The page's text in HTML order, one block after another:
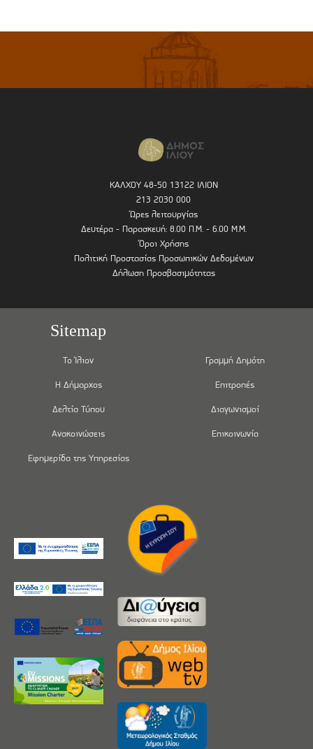
ΚΑΛΧΟΥ 48-50 13122 ΙΛΙΟΝ
213 2030 000
Ώρες λειτουργίας
Δευτέρα - Παρασκευή: 8.00 Π.Μ. - 6.00 Μ.Μ.
Όροι Χρήσης
Πολιτική Προστασίας Προσωπικών Δεδομένων
Δήλωση Προσβασιμότητας
Sitemap
Το Ίλιον
Η Δήμαρχος
Δελτία Τύπου
Ανακοινώσεις
Εφημερίδα της Υπηρεσίας
Γραμμή Δημότη
Επιτροπές
Διαγωνισμοί
Επικοινωνία